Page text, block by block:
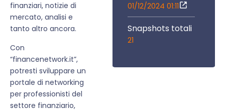
finanziari, notizie di
mercato, analisi e
tanto altro ancora.
Con
“financenetwork.it”,
potresti sviluppare un
portale di networking
per professionisti del
settore finanziario,
01/12/2024 01:11
Snapshots totali
21